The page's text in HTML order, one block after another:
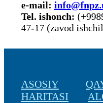
е-mail:
Tel. ishonch:
47-17 (zavod
ASOSIY
HARITASI